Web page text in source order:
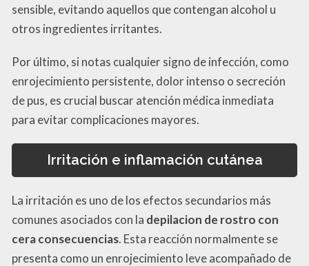
sensible, evitando aquellos que contengan alcohol u
otros ingredientes irritantes.
Por último, si notas cualquier signo de infección, como
enrojecimiento persistente, dolor intenso o secreción
de pus, es crucial buscar atención médica inmediata
para evitar complicaciones mayores.
Irritación e inflamación cutánea
La irritación es uno de los efectos secundarios más
comunes asociados con la depilacion de rostro con
cera consecuencias. Esta reacción normalmente se
presenta como un enrojecimiento leve acompañado de